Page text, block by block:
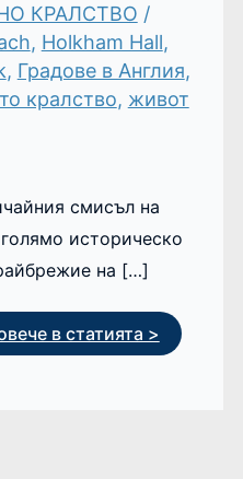
КРАЛСТВО /
, Holkham Hall,
, Градове в Англия,
кралство, живот
смисъл на
историческо
на […]
в статията >